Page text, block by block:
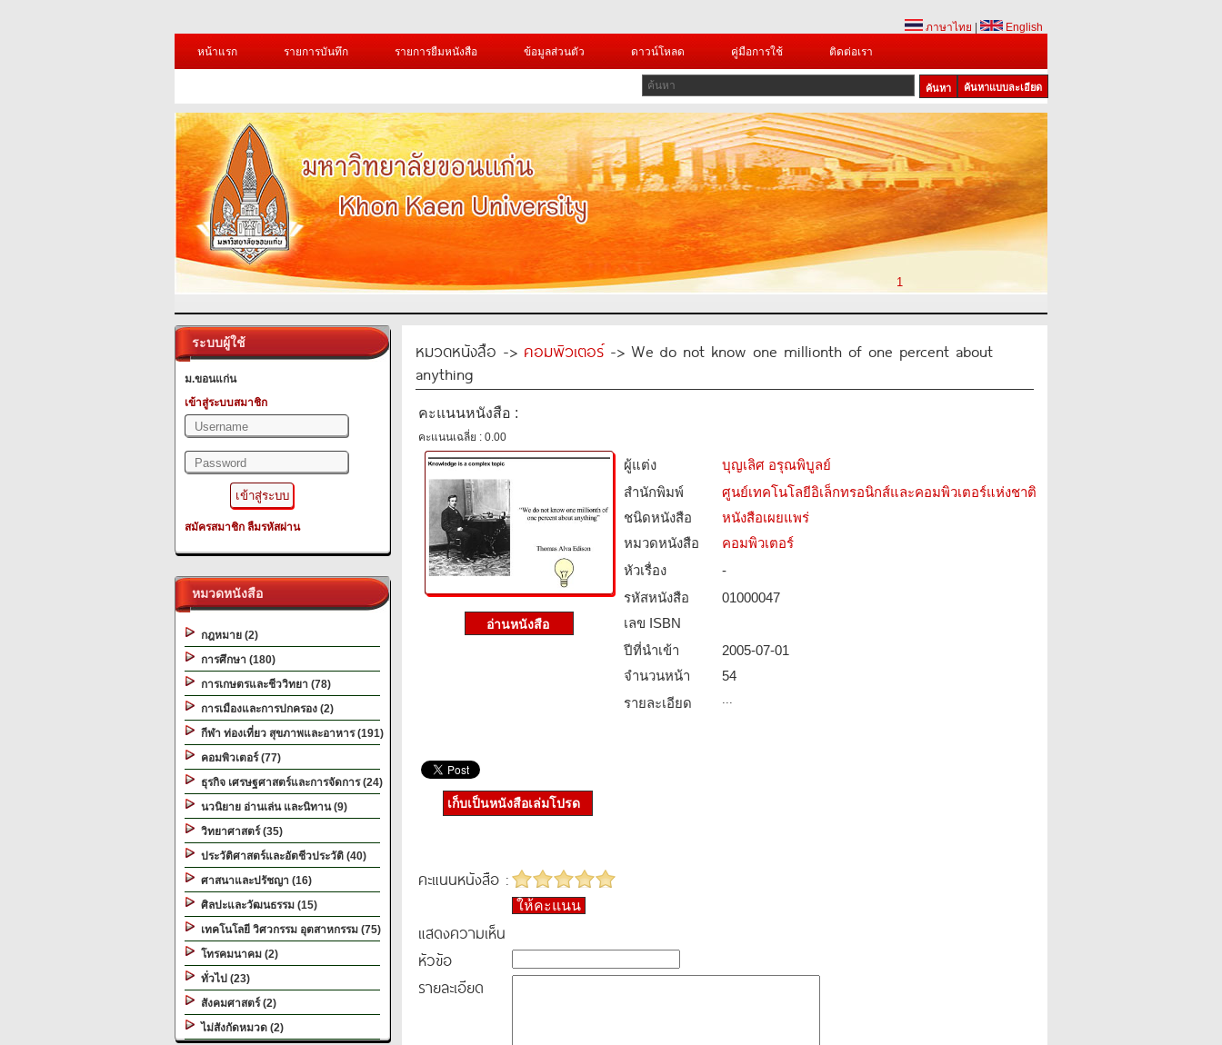
ภาษาไทย
English
หน้าแรก
รายการบันทึก รายการยืมหนังสือ ข้อมูลส่วนตัว ดาวน์โหลด คู่มือการใช้ ติดต่อเรา
ค้นหาแบบละเอียด
1
ระบบผู้ใช้
ม.ขอนแก่น
เข้าสู่ระบบสมาชิก
สมัครสมาชิก ลืมรหัสผ่าน
หมวดหนังสือ
กฎหมาย (2)
การศึกษา (180)
การเกษตรและชีววิทยา (78)
การเมืองและการปกครอง (2)
กีฬา ท่องเที่ยว สุขภาพและอาหาร (191)
คอมพิวเตอร์ (77)
ธุรกิจ เศรษฐศาสตร์และการจัดการ (24)
นวนิยาย อ่านเล่น และนิทาน (9)
วิทยาศาสตร์ (35)
ประวัติศาสตร์และอัตชีวประวัติ (40)
ศาสนาและปรัชญา (16)
ศิลปะและวัฒนธรรม (15)
เทคโนโลยี วิศวกรรม อุตสาหกรรม (75)
โทรคมนาคม (2)
ทั่วไป (23)
สังคมศาสตร์ (2)
ไม่สังกัดหมวด (2)
หมวดหนังสือ -> คอมพิวเตอร์-> We do not know one millionth of one percent about
anything
คะแนนหนังสือ :
คะแนนเฉลี่ย : 0.00
ผู้แต่ง
บุญเลิศ อรุณพิบูลย์
สำนักพิมพ์
ศูนย์เทคโนโลยีอิเล็กทรอนิกส์และคอมพิวเตอร์แห่งชาติ
ชนิดหนังสือ­
หนังสือเผยแพร่
หมวดหนังสือ­
คอมพิวเตอร์
หัวเรื่อง
-
รหัสหนังสือ­
01000047
เลข ISBN
ปีที่นำเข้า
2005-07-01
จำนวนหน้า
54
รายละเอียด
...
เก็บเป็นหนังสือเล่มโปรด
คะแนนหนังสือ :
ให้คะแนน
แสดงความเห็น
หัวข้อ
รายละเอียด